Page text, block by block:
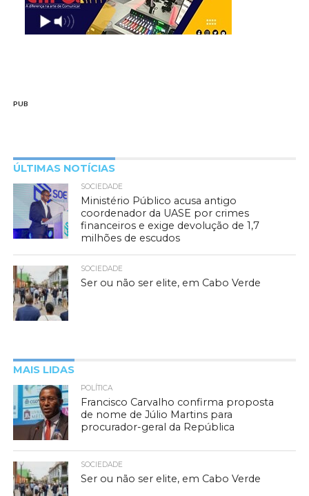
PUB
ÚLTIMAS NOTÍCIAS
SOCIEDADE
Ministério Público acusa antigo
coordenador da UASE por crimes
financeiros e exige devolução de 1,7
milhões de escudos
SOCIEDADE
Ser ou não ser elite, em Cabo Verde
MAIS LIDAS
POLÍTICA
Francisco Carvalho confirma proposta
de nome de Júlio Martins para
procurador-geral da República
SOCIEDADE
Ser ou não ser elite, em Cabo Verde